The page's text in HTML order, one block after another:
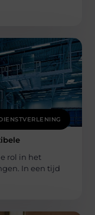
rol in het
In een tijd